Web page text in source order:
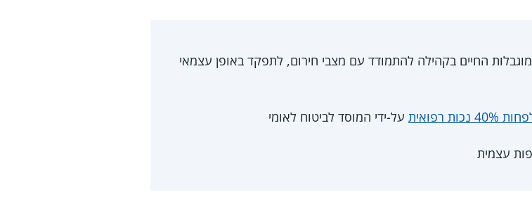
החיים בקהילה להתמודד עם מצבי חירום, לתפקד באופן עצמאי
רפואית על-ידי המוסד לביטוח לאומי
עצמית